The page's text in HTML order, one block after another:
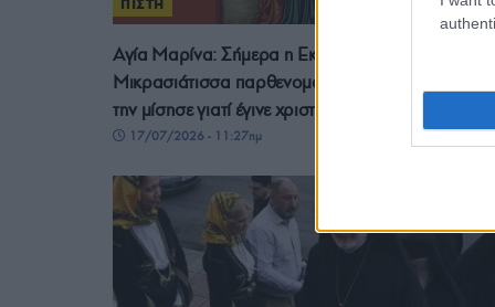
ΠΙΣΤΗ
Αγία Μαρίνα: Σήμερα η Εκκλησία τιμά τη
Μικρασιάτισσα παρθενομάρτυρα – Ο πατέρας της
την μίσησε γιατί έγινε χριστιανή
17/07/2026 - 11:27πμ